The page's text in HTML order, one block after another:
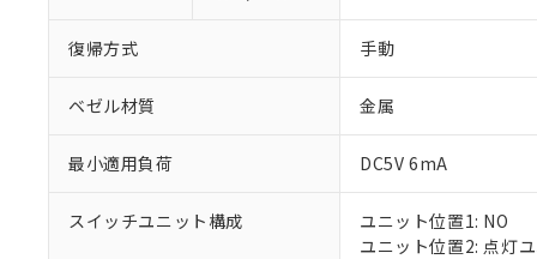
復帰方式 手動
ベゼル材質 金属
最小適用負荷 DC5V 6mA
スイッチユニット構成
ユニット位置1: NO
ユニット位置2: 点灯